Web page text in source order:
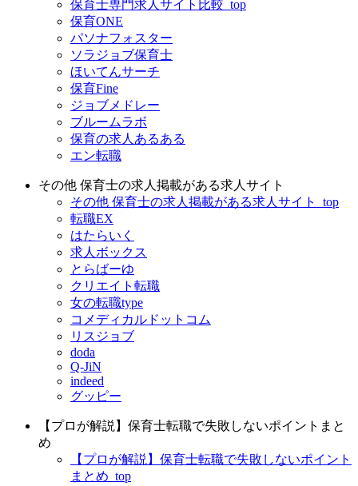
保育士専門求人サイト比較_top
保育ONE
パソナフォスター
ソラジョブ保育士
ほいてんサーチ
保育Fine
ジョブメドレー
ブルームラボ
保育の求人あるある
エン転職
その他 保育士の求人掲載がある求人サイト
その他 保育士の求人掲載がある求人サイト_top
転職EX
はたらいく
求人ボックス
とらばーゆ
クリエイト転職
女の転職type
コメディカルドットコム
リスジョブ
doda
Q-JiN
indeed
グッピー
【プロが解説】保育士転職で失敗しないポイントまと
め
【プロが解説】保育士転職で失敗しないポイント
まとめ_top